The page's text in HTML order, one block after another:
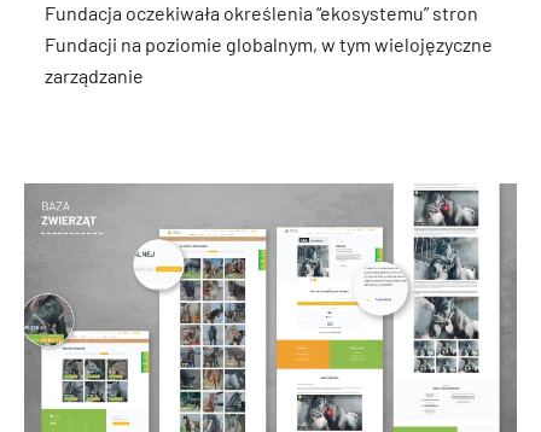
Fundacja oczekiwała określenia “ekosystemu” stron
Fundacji na poziomie globalnym, w tym wielojęzyczne
zarządzanie